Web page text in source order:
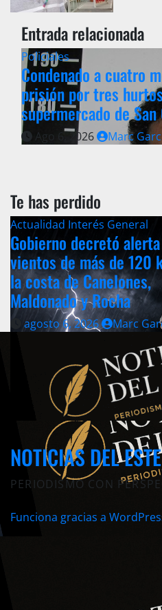
Entrada relacionada
Policiales
Condenado a cuatro
prisión por tres
supermercado de
Ago 6, 2026 Marc
Te has perdido
Actualidad Interés General
Gobierno decretó
vientos de más de 120
la costa de Canelones,
Maldonado y Rocha
agosto 6, 2026 Marc
NOTICIAS DEL ESTE
PERIODISMO CON
Funciona gracias a